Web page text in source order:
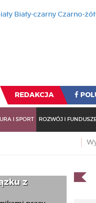
Biały-czarny Czarno-
REDAKCJA
I SPORT ROZWÓJ I
z